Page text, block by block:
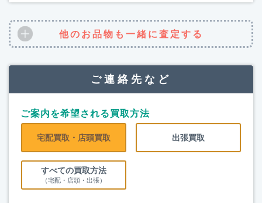
他のお品物も一緒に査定する
ご連絡先など
ご案内を希望される買取方法
宅配買取・店頭買取 出張買取
すべての買取方法
（宅配・店頭・出張）